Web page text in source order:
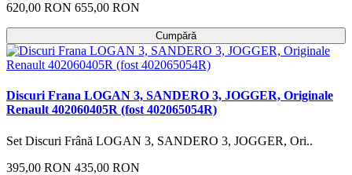
620,00 RON 655,00 RON
Cumpără
Discuri Frana LOGAN 3, SANDERO 3, JOGGER, Originale
Renault 402060405R (fost 402065054R)
Set Discuri Frână LOGAN 3, SANDERO 3, JOGGER, Ori..
395,00 RON 435,00 RON